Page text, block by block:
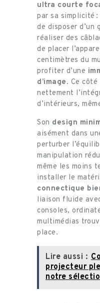
ultra courte
par sa simplicité
de disposer d’un
réaliser des
de placer
centimètres du
profiter d’une
d’image. Ce
nettement
d’intérieurs,
Son design
aisément dans
perturber
manipulation
même les moins
installer le
connectique
liaison fluide
consoles,
multimédias
place.
Lire aussi :
projecteur
notre